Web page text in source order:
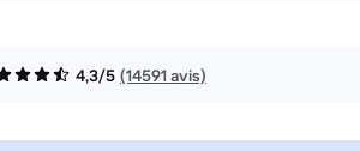
4,3/5 (14591 avis)